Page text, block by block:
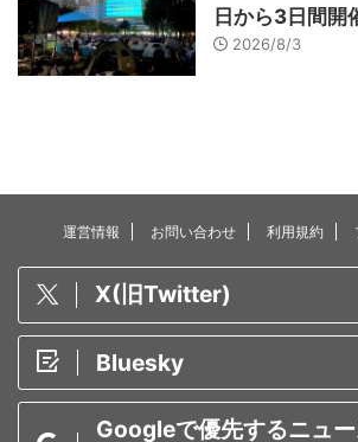
日から3日間開
2026/8/3
運営情報 お問い合わせ 利用規約
X(旧Twitter)
Bluesky
Googleで優先するニュ